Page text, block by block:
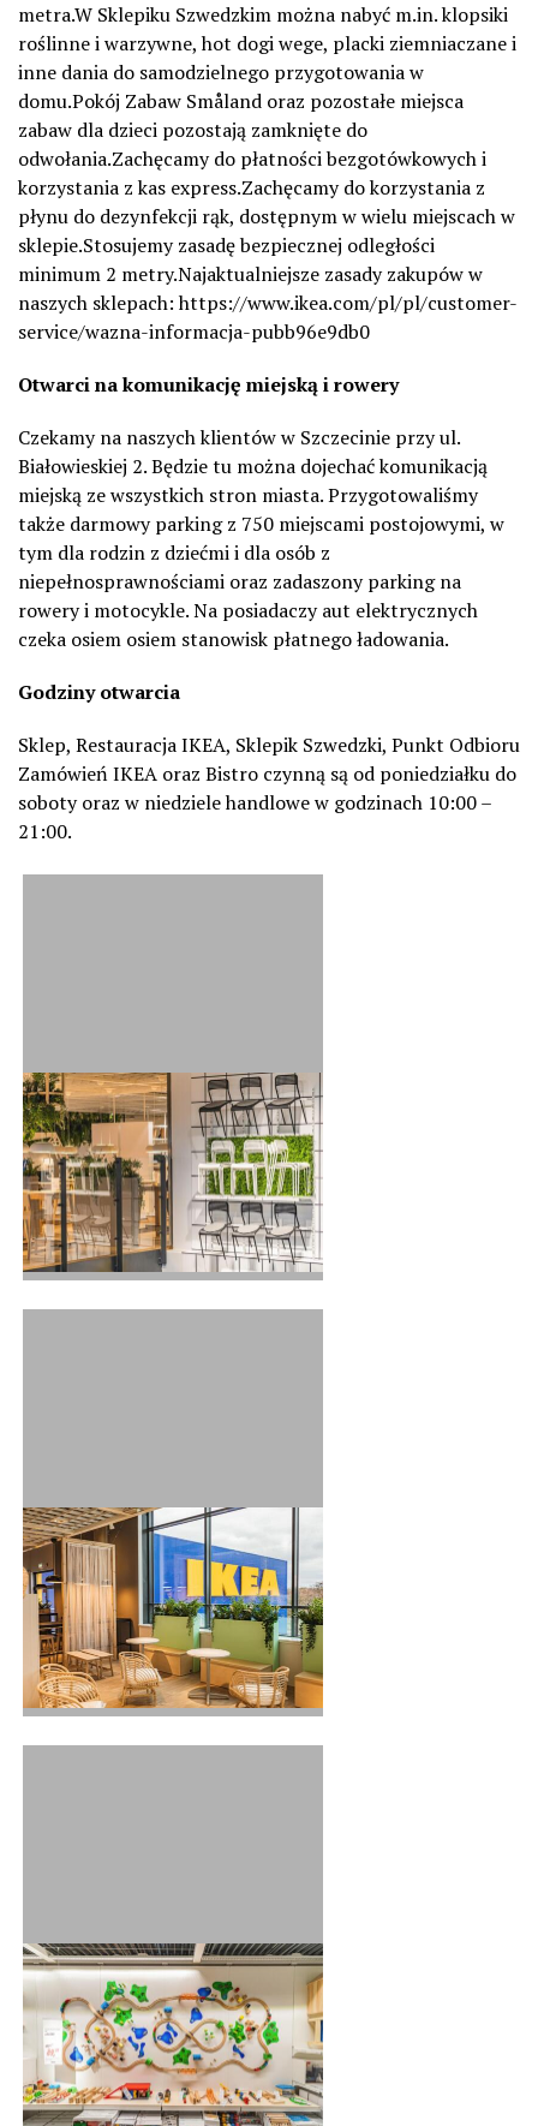
metra.W Sklepiku Szwedzkim można nabyć m.in. klopsiki
roślinne i warzywne, hot dogi wege, placki ziemniaczane i
inne dania do samodzielnego przygotowania w
domu.Pokój Zabaw Småland oraz pozostałe miejsca
zabaw dla dzieci pozostają zamknięte do
odwołania.Zachęcamy do płatności bezgotówkowych i
korzystania z kas express.Zachęcamy do korzystania z
płynu do dezynfekcji rąk, dostępnym w wielu miejscach w
sklepie.Stosujemy zasadę bezpiecznej odległości
minimum 2 metry.Najaktualniejsze zasady zakupów w
naszych sklepach: https://www.ikea.com/pl/pl/customer-
service/wazna-informacja-pubb96e9db0
Otwarci na komunikację miejską i rowery
Czekamy na naszych klientów w Szczecinie przy ul.
Białowieskiej 2. Będzie tu można dojechać komunikacją
miejską ze wszystkich stron miasta. Przygotowaliśmy
także darmowy parking z 750 miejscami postojowymi, w
tym dla rodzin z dziećmi i dla osób z
niepełnosprawnościami oraz zadaszony parking na
rowery i motocykle. Na posiadaczy aut elektrycznych
czeka osiem osiem stanowisk płatnego ładowania.
Godziny otwarcia
Sklep, Restauracja IKEA, Sklepik Szwedzki, Punkt Odbioru
Zamówień IKEA oraz Bistro czynną są od poniedziałku do
soboty oraz w niedziele handlowe w godzinach 10:00 –
21:00.